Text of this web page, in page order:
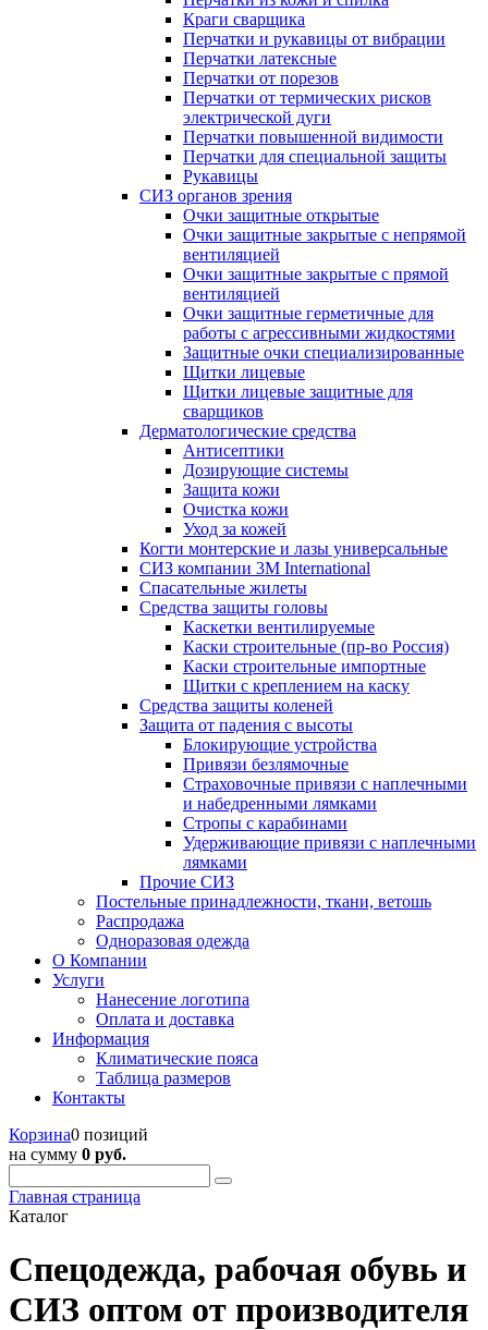
Краги сварщика
Перчатки и рукавицы от вибрации
Перчатки латексные
Перчатки от порезов
Перчатки от термических рисков
электрической дуги
Перчатки повышенной видимости
Перчатки для специальной защиты
Рукавицы
СИЗ органов зрения
Очки защитные открытые
Очки защитные закрытые с непрямой
вентиляцией
Очки защитные закрытые с прямой
вентиляцией
Очки защитные герметичные для
работы с агрессивными жидкостями
Защитные очки специализированные
Щитки лицевые
Щитки лицевые защитные для
сварщиков
Дерматологические средства
Антисептики
Дозирующие системы
Защита кожи
Очистка кожи
Уход за кожей
Когти монтерские и лазы универсальные
СИЗ компании 3М International
Спасательные жилеты
Средства защиты головы
Каскетки вентилируемые
Каски строительные (пр-во Россия)
Каски строительные импортные
Щитки с креплением на каску
Средства защиты коленей
Защита от падения с высоты
Блокирующие устройства
Привязи безлямочные
Страховочные привязи с наплечными
и набедренными лямками
Стропы с карабинами
Удерживающие привязи с наплечными
лямками
Прочие СИЗ
Постельные принадлежности, ткани, ветошь
Распродажа
Одноразовая одежда
О Компании
Услуги
Нанесение логотипа
Оплата и доставка
Информация
Климатические пояса
Таблица размеров
Контакты
Корзина0 позиций
на сумму 0 руб.
Главная страница
Каталог
Спецодежда, рабочая обувь и
СИЗ оптом от производителя